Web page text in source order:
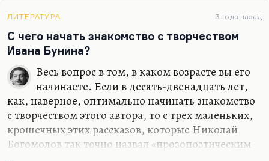
ЛИТЕРАТУРА 3 года назад
С чего начать знакомство с творчеством
Ивана Бунина?
Весь вопрос в том, в каком возрасте вы его
начинаете. Если в десять-двенадцать лет,
как, наверное, оптимально начинать знакомство
с творчеством этого автора, то с трех маленьких,
крошечных этих рассказов, которые Николай
Богомолов так точно назвал «прозопоэтическим